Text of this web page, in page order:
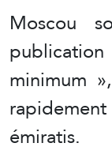
Moscou
minimum
émiratis.